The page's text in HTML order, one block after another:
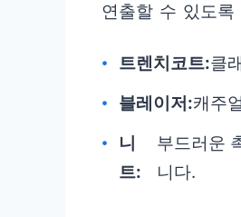
연출할 수 있도록
트렌치코트:클
블레이저:캐주
니
트:
부드러운
니다.